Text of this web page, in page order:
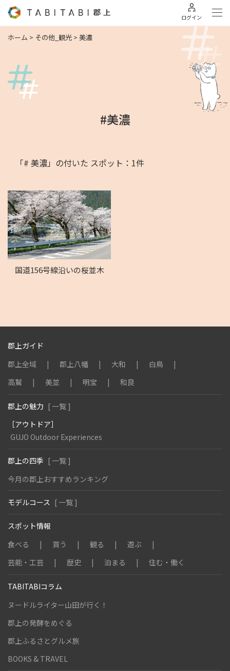
ログイン
ホーム > その他_観光 > 美濃
#美濃
「# 美濃」の付いた スポット：1件
国道156号線沿いの桜並木
郡上ガイド
郡上全域
郡上八幡 大和
白鳥
高鷲
美並 明宝 和良
郡上の魅力 [ 一覧 ]
［アウトドア］
GUJO Outdoor Experiences
郡上の四季 [ 一覧 ]
今月の郡上おすすめランキング
モデルコース [ 一覧 ]
スポット情報
食べる
買う 観る
遊ぶ
芸能・工芸
歴史 泊まる 住む・働く
TABITABIコラム
ヌードルライター山田が行く！
郡上の発酵をめぐる
郡上ふるさとグルメ旅
BOOKS & TRAVEL